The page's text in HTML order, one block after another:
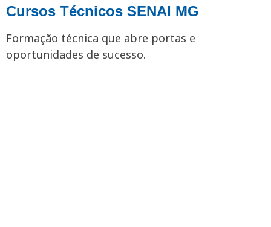
Cursos Técnicos SENAI MG
Formação técnica que abre portas e
oportunidades de sucesso.